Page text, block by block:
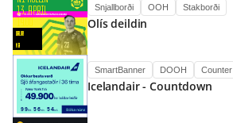
Olís deildin
Snjallborði OOH Stakborði
Icelandair - Countdown
SmartBanner DOOH Counter